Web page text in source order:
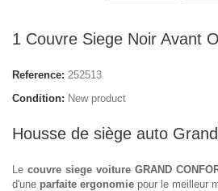
1 Couvre Siege Noir Avant
Reference: 252513
Condition: New product
Housse de siège auto
Le couvre siege voiture GRAND
d'une parfaite ergonomie pour le meilleur